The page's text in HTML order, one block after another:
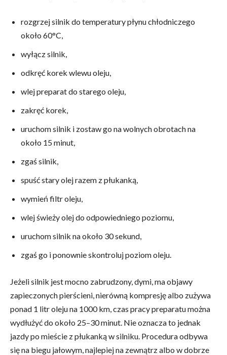
rozgrzej silnik do temperatury płynu chłodniczego
około 60°C,
wyłącz silnik,
odkręć korek wlewu oleju,
wlej preparat do starego oleju,
zakręć korek,
uruchom silnik i zostaw go na wolnych obrotach na
około 15 minut,
zgaś silnik,
spuść stary olej razem z płukanką,
wymień filtr oleju,
wlej świeży olej do odpowiedniego poziomu,
uruchom silnik na około 30 sekund,
zgaś go i ponownie skontroluj poziom oleju.
Jeżeli silnik jest mocno zabrudzony, dymi, ma objawy
zapieczonych pierścieni, nierówną kompresję albo zużywa
ponad 1 litr oleju na 1000 km, czas pracy preparatu można
wydłużyć do około 25–30 minut. Nie oznacza to jednak
jazdy po mieście z płukanką w silniku. Procedura odbywa
się na biegu jałowym, najlepiej na zewnątrz albo w dobrze